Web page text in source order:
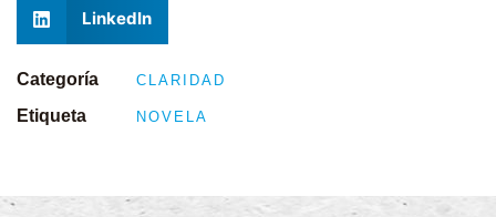
LinkedIn
Categoría CLARIDAD
Etiqueta NOVELA